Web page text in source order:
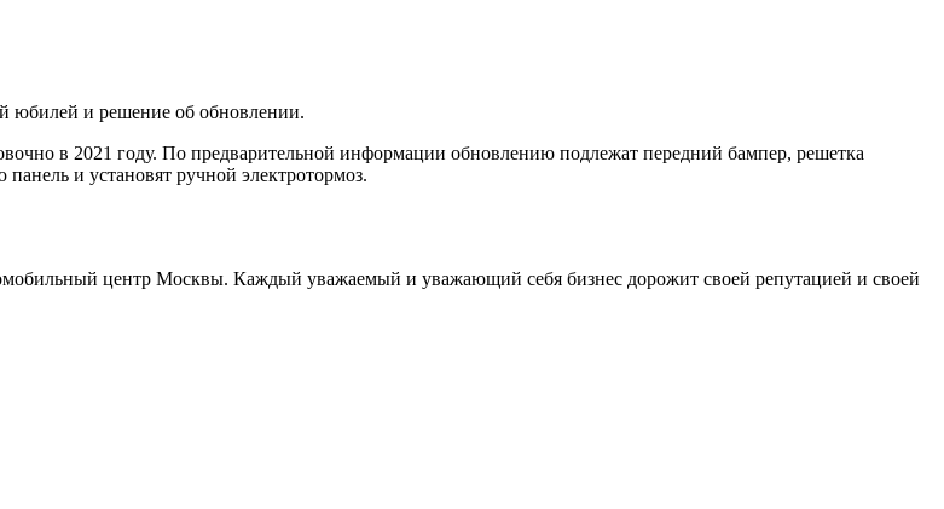
юбилей и решение об обновлении.
в 2021 году. По предварительной информации обновлению подлежат передний бампер, решетка
и установят ручной электротормоз.
центр Москвы. Каждый уважаемый и уважающий себя бизнес дорожит своей репутацией и своей